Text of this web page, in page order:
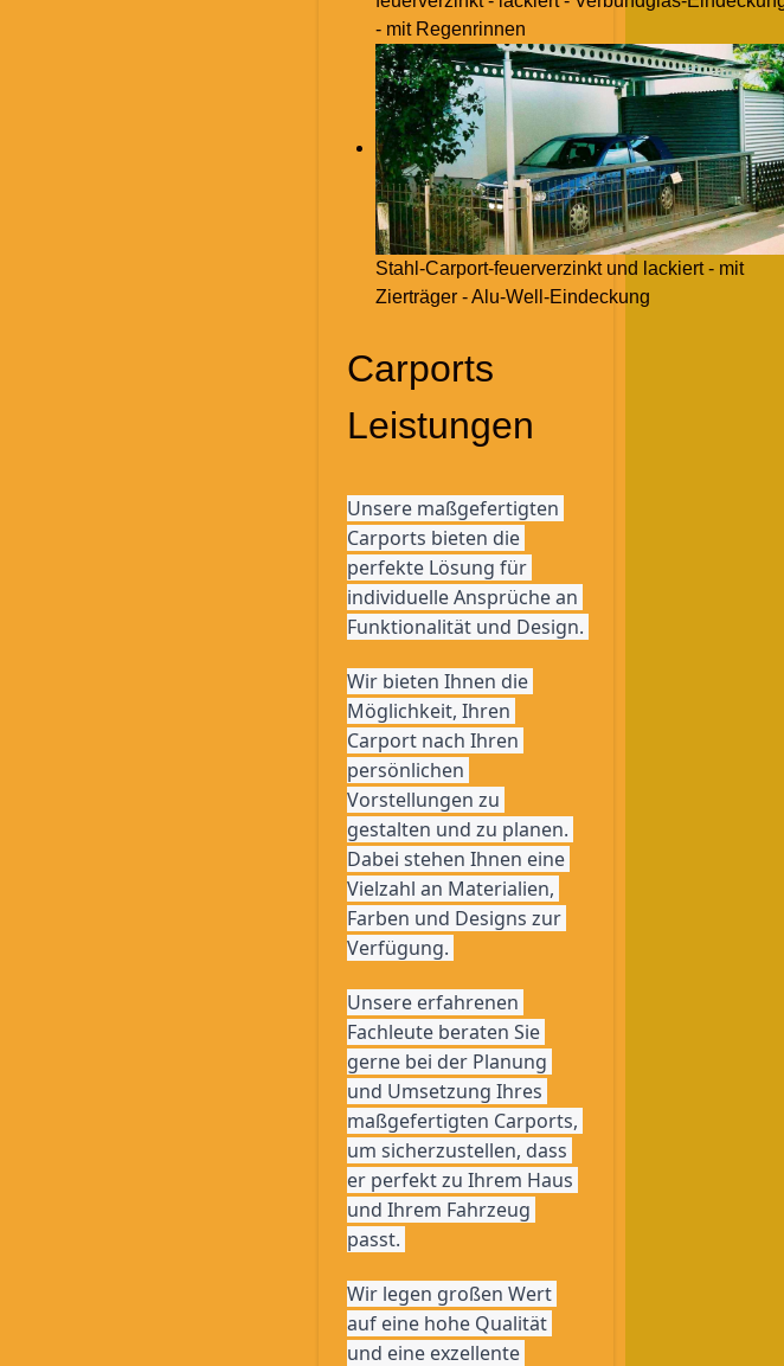
- mit Regenrinnen
Stahl-Carport-feuerverzinkt und lackiert - mit
Zierträger - Alu-Well-Eindeckung
Carports
Leistungen
Unsere maßgefertigten
Carports bieten die
perfekte Lösung für
individuelle Ansprüche an
Wir bieten Ihnen die
Möglichkeit, Ihren
Carport nach Ihren
persönlichen
Vorstellungen zu
gestalten und zu planen.
Dabei stehen Ihnen eine
Vielzahl an Materialien,
Farben und Designs zur
Verfügung.
Unsere erfahrenen
Fachleute beraten Sie
gerne bei der Planung
und Umsetzung Ihres
maßgefertigten Carports,
um sicherzustellen, dass
er perfekt zu Ihrem Haus
und Ihrem Fahrzeug
passt.
Wir legen großen Wert
auf eine hohe Qualität
und eine exzellente